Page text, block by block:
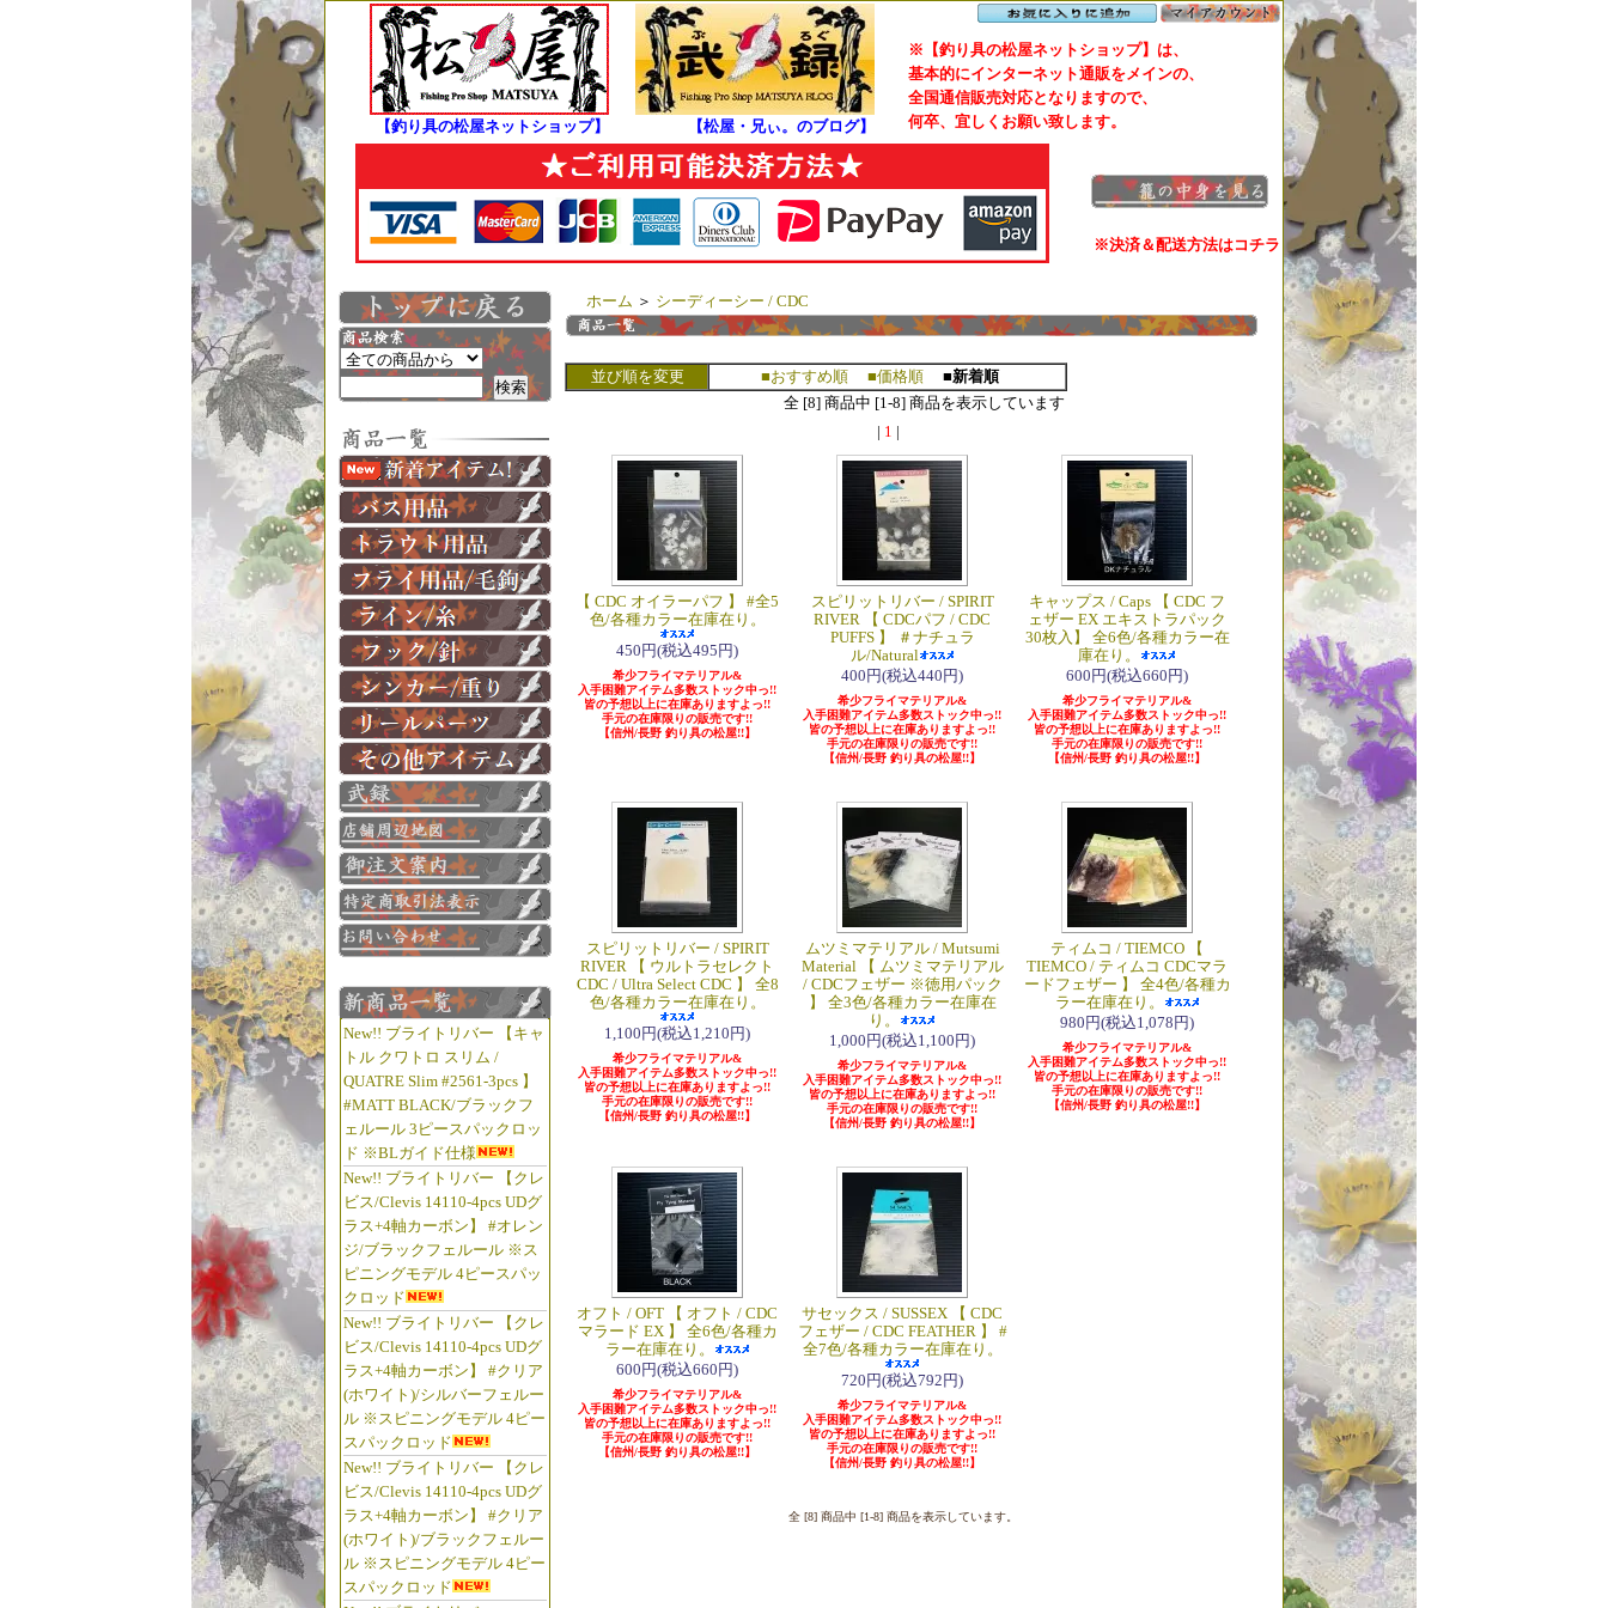
【釣り具の松屋ネットショップ】 【松屋・兄ぃ。のブログ】
※【釣り具の松屋ネットショップ】は、
基本的にインターネット通販をメインの、
全国通信販売対応となりますので、
何卒、宜しくお願い致します。
※決済＆配送方法はコチラ
New!! ブライトリバー 【キャ
トル クワトロ スリム /
QUATRE Slim #2561-3pcs 】
#MATT BLACK/ブラックフ
ェルール 3ピースパックロッ
ド ※BLガイド仕様
New!! ブライトリバー 【クレ
ビス/Clevis 14110-4pcs UDグ
ラス+4軸カーボン】 #オレン
ジ/ブラックフェルール ※ス
ピニングモデル 4ピースパッ
クロッド
New!! ブライトリバー 【クレ
ビス/Clevis 14110-4pcs UDグ
ラス+4軸カーボン】 #クリア
(ホワイト)/シルバーフェルー
ル ※スピニングモデル 4ピー
スパックロッド
New!! ブライトリバー 【クレ
ビス/Clevis 14110-4pcs UDグ
ラス+4軸カーボン】 #クリア
(ホワイト)/ブラックフェルー
ル ※スピニングモデル 4ピー
スパックロッド
ホーム ＞ シーディーシー / CDC
並び順を変更 ■おすすめ順 ■価格順
■新着順
全 [8] 商品中 [1-8] 商品を表示しています
| 1 |
【 CDC オイラーパフ 】 #全5
色/各種カラー在庫在り。
450円(税込495円)
希少フライマテリアル&
入手困難アイテム多数ストック中っ!!
皆の予想以上に在庫ありますよっ!!
手元の在庫限りの販売です!!
【信州/長野 釣り具の松屋!!】
スピリットリバー / SPIRIT
RIVER 【 CDCパフ / CDC
PUFFS 】 ＃ナチュラ
ル/Natural
400円(税込440円)
希少フライマテリアル&
入手困難アイテム多数ストック中っ!!
皆の予想以上に在庫ありますよっ!!
手元の在庫限りの販売です!!
【信州/長野 釣り具の松屋!!】
キャップス / Caps 【 CDC フ
ェザー EX エキストラパック
30枚入】 全6色/各種カラー在
庫在り。
600円(税込660円)
希少フライマテリアル&
入手困難アイテム多数ストック中っ!!
皆の予想以上に在庫ありますよっ!!
手元の在庫限りの販売です!!
【信州/長野 釣り具の松屋!!】
スピリットリバー / SPIRIT
RIVER 【 ウルトラセレクト
CDC / Ultra Select CDC 】 全8
色/各種カラー在庫在り。
1,100円(税込1,210円)
希少フライマテリアル&
入手困難アイテム多数ストック中っ!!
皆の予想以上に在庫ありますよっ!!
手元の在庫限りの販売です!!
【信州/長野 釣り具の松屋!!】
ムツミマテリアル / Mutsumi
Material 【 ムツミマテリアル
/ CDCフェザー ※徳用パック
】 全3色/各種カラー在庫在
り。
1,000円(税込1,100円)
希少フライマテリアル&
入手困難アイテム多数ストック中っ!!
皆の予想以上に在庫ありますよっ!!
手元の在庫限りの販売です!!
【信州/長野 釣り具の松屋!!】
ティムコ / TIEMCO 【
TIEMCO / ティムコ CDCマラ
ードフェザー 】 全4色/各種カ
ラー在庫在り。
980円(税込1,078円)
希少フライマテリアル&
入手困難アイテム多数ストック中っ!!
皆の予想以上に在庫ありますよっ!!
手元の在庫限りの販売です!!
【信州/長野 釣り具の松屋!!】
オフト / OFT 【 オフト / CDC
マラード EX 】 全6色/各種カ
ラー在庫在り。
600円(税込660円)
希少フライマテリアル&
入手困難アイテム多数ストック中っ!!
皆の予想以上に在庫ありますよっ!!
手元の在庫限りの販売です!!
【信州/長野 釣り具の松屋!!】
サセックス / SUSSEX 【 CDC
フェザー / CDC FEATHER 】 #
全7色/各種カラー在庫在り。
720円(税込792円)
希少フライマテリアル&
入手困難アイテム多数ストック中っ!!
皆の予想以上に在庫ありますよっ!!
手元の在庫限りの販売です!!
【信州/長野 釣り具の松屋!!】
全 [8] 商品中 [1-8] 商品を表示しています。